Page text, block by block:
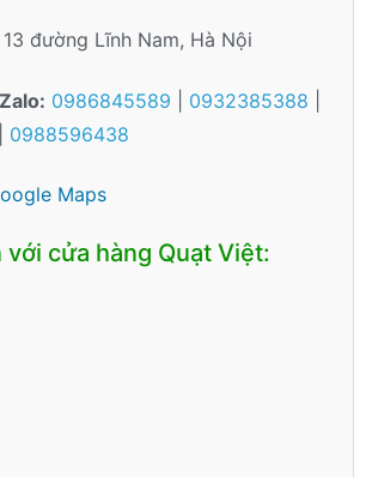
13 đường Lĩnh Nam, Hà Nội
0986845589 0932385388
0988596438
Maps
với cửa hàng Quạt Việt: